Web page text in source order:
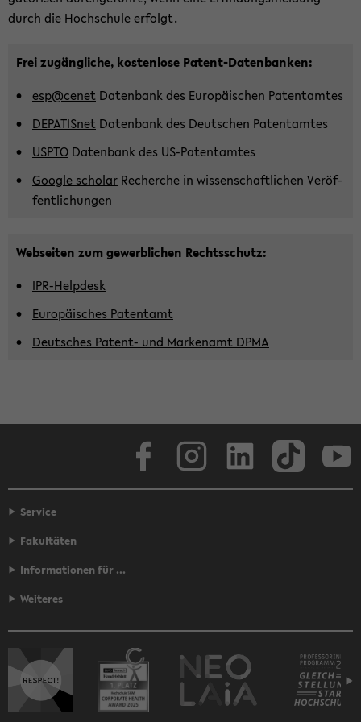
durch die Hoch­schu­le er­folgt.
Frei zu­gäng­li­che, kos­ten­lo­se Patent-​Datenbanken:
esp@cenet Da­ten­bank des Eu­ro­päi­schen Pa­tent­am­tes
DE­PA­TIS­net Da­ten­bank des Deut­schen Pa­tent­am­tes
USPTO Da­ten­bank des US-​Patentamtes
Goog­le scholar Re­cher­che in wis­sen­schaft­li­chen Ver­öf­
fent­li­chun­gen
Web­sei­ten zum ge­werb­li­chen Rechts­schutz:
IPR-​Helpdesk
Eu­ro­päi­sches Pa­tent­amt
Deut­sches Patent-​ und Mar­ken­amt DPMA
Face­book
Service
Fakultäten
Informationen für ...
Weiteres